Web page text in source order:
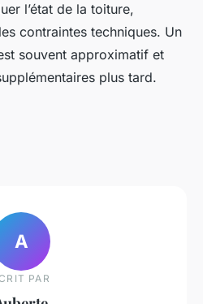
l’état de la toiture,
contraintes techniques. Un
souvent approximatif et
plus tard.
A
PAR